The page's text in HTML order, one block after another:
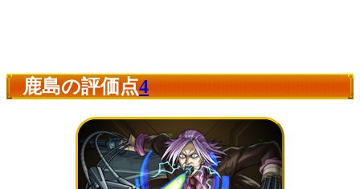
鹿島の評価点4